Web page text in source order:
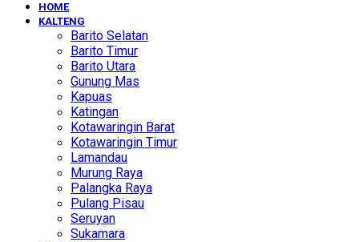
HOME
KALTENG
Barito Selatan
Barito Timur
Barito Utara
Gunung Mas
Kapuas
Katingan
Kotawaringin Barat
Kotawaringin Timur
Lamandau
Murung Raya
Palangka Raya
Pulang Pisau
Seruyan
Sukamara